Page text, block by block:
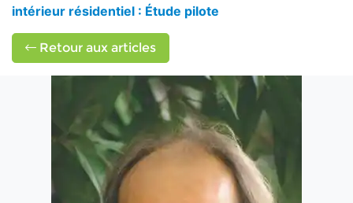
intérieur résidentiel : Étude pilote
Retour aux articles